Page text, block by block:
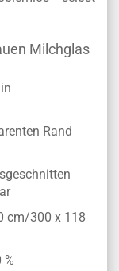
Milchglas
Rand
cm/300 x 118
%